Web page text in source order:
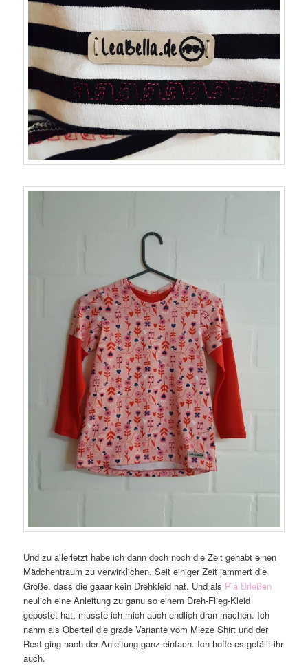
Und zu allerletzt habe ich dann doch noch die Zeit gehabt einen
Mädchentraum zu verwirklichen. Seit einiger Zeit jammert die
Große, dass die gaaar kein Drehkleid hat. Und als Pia Drießen
neulich eine Anleitung zu ganu so einem Dreh-Flieg-Kleid
gepostet hat, musste ich mich auch endlich dran machen. Ich
nahm als Oberteil die grade Variante vom Mieze Shirt und der
Rest ging nach der Anleitung ganz einfach. Ich hoffe es gefällt ihr
auch.